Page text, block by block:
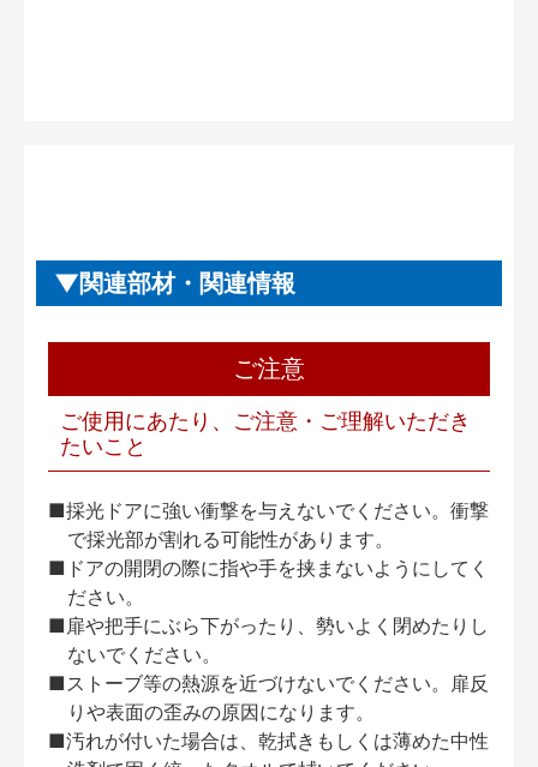
関連部材・関連情報
ご注意
ご使用にあたり、ご注意・ご理解いただき
たいこと
■採光ドアに強い衝撃を与えないでください。衝撃
で採光部が割れる可能性があります。
■ドアの開閉の際に指や手を挟まないようにしてく
ださい。
■扉や把手にぶら下がったり、勢いよく閉めたりし
ないでください。
■ストーブ等の熱源を近づけないでください。扉反
りや表面の歪みの原因になります。
■汚れが付いた場合は、乾拭きもしくは薄めた中性